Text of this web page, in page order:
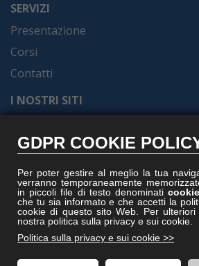
SERVIZI
Presentazione
Corsi
Contatti
I NOSTRI SITI
Gruppoformel.com
Vitruviocenter.it
Villedisicilia.it
GDPR COOKIE
Per poter gestire al meglio la tua
verranno temporaneamente
in piccoli file di testo denominaticookie
che tu sia informato e che accetti la
cookie di questo sito Web. Per ulteriori
nostra politica sulla privacy e sui cookie.
Politica sulla privacy e sui cookie >>